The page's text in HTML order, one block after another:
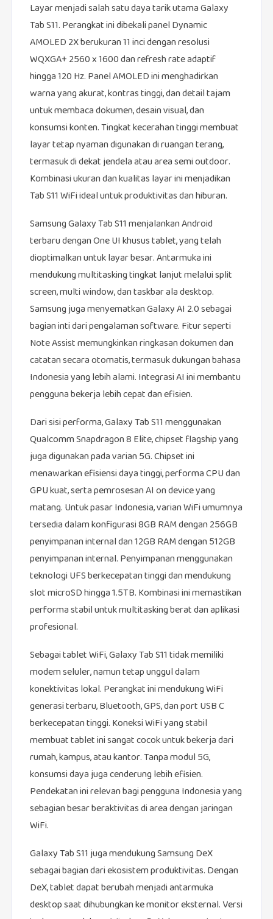
Layar menjadi salah satu daya tarik utama Galaxy
Tab S11. Perangkat ini dibekali panel Dynamic
AMOLED 2X berukuran 11 inci dengan resolusi
WQXGA+ 2560 x 1600 dan refresh rate adaptif
hingga 120 Hz. Panel AMOLED ini menghadirkan
warna yang akurat, kontras tinggi, dan detail tajam
untuk membaca dokumen, desain visual, dan
konsumsi konten. Tingkat kecerahan tinggi membuat
layar tetap nyaman digunakan di ruangan terang,
termasuk di dekat jendela atau area semi outdoor.
Kombinasi ukuran dan kualitas layar ini menjadikan
Tab S11 WiFi ideal untuk produktivitas dan hiburan.
Samsung Galaxy Tab S11 menjalankan Android
terbaru dengan One UI khusus tablet, yang telah
dioptimalkan untuk layar besar. Antarmuka ini
mendukung multitasking tingkat lanjut melalui split
screen, multi window, dan taskbar ala desktop.
Samsung juga menyematkan Galaxy AI 2.0 sebagai
bagian inti dari pengalaman software. Fitur seperti
Note Assist memungkinkan ringkasan dokumen dan
catatan secara otomatis, termasuk dukungan bahasa
Indonesia yang lebih alami. Integrasi AI ini membantu
pengguna bekerja lebih cepat dan efisien.
Dari sisi performa, Galaxy Tab S11 menggunakan
Qualcomm Snapdragon 8 Elite, chipset flagship yang
juga digunakan pada varian 5G. Chipset ini
menawarkan efisiensi daya tinggi, performa CPU dan
GPU kuat, serta pemrosesan AI on device yang
matang. Untuk pasar Indonesia, varian WiFi umumnya
tersedia dalam konfigurasi 8GB RAM dengan 256GB
penyimpanan internal dan 12GB RAM dengan 512GB
penyimpanan internal. Penyimpanan menggunakan
teknologi UFS berkecepatan tinggi dan mendukung
slot microSD hingga 1.5TB. Kombinasi ini memastikan
performa stabil untuk multitasking berat dan aplikasi
profesional.
Sebagai tablet WiFi, Galaxy Tab S11 tidak memiliki
modem seluler, namun tetap unggul dalam
konektivitas lokal. Perangkat ini mendukung WiFi
generasi terbaru, Bluetooth, GPS, dan port USB C
berkecepatan tinggi. Koneksi WiFi yang stabil
membuat tablet ini sangat cocok untuk bekerja dari
rumah, kampus, atau kantor. Tanpa modul 5G,
konsumsi daya juga cenderung lebih efisien.
Pendekatan ini relevan bagi pengguna Indonesia yang
sebagian besar beraktivitas di area dengan jaringan
WiFi.
Galaxy Tab S11 juga mendukung Samsung DeX
sebagai bagian dari ekosistem produktivitas. Dengan
DeX, tablet dapat berubah menjadi antarmuka
desktop saat dihubungkan ke monitor eksternal. Versi